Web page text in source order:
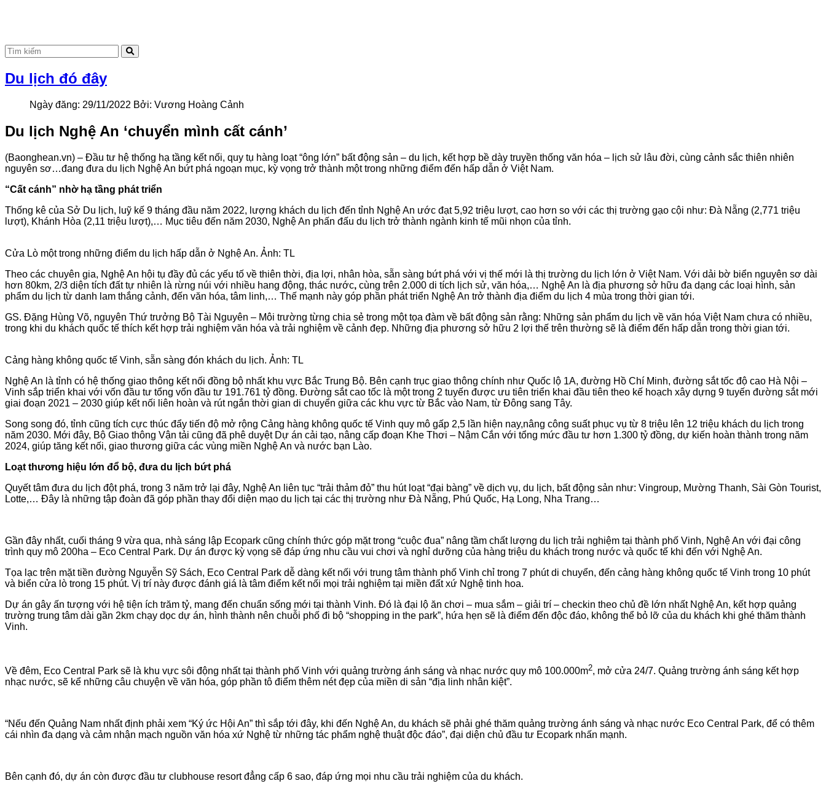
Du lịch đó đây
Ngày đăng: 29/11/2022 Bởi: Vương Hoàng Cảnh
Du lịch Nghệ An ‘chuyển mình cất cánh’
(Baonghean.vn) – Đầu tư hệ thống hạ tầng kết nối, quy tụ hàng loạt “ông lớn” bất động sản – du lịch, kết hợp bề dày truyền thống văn hóa – lịch sử lâu đời, cùng cảnh sắc thiên nhiên
nguyên sơ…đang đưa du lịch Nghệ An bứt phá ngoạn mục, kỳ vọng trở thành một trong những điểm đến hấp dẫn ở Việt Nam.
“Cất cánh” nhờ hạ tầng phát triển
Thống kê của Sở Du lịch, luỹ kế 9 tháng đầu năm 2022, lượng khách du lịch đến tỉnh Nghệ An ước đạt 5,92 triệu lượt, cao hơn so với các thị trường gạo cội như: Đà Nẵng (2,771 triệu
lượt), Khánh Hòa (2,11 triệu lượt),… Mục tiêu đến năm 2030, Nghệ An phấn đấu du lịch trở thành ngành kinh tế mũi nhọn của tỉnh.
Cửa Lò một trong những điểm du lịch hấp dẫn ở Nghệ An. Ảnh: TL
Theo các chuyên gia, Nghệ An hội tụ đầy đủ các yếu tố về thiên thời, địa lợi, nhân hòa, sẵn sàng bứt phá với vị thế mới là thị trường du lịch lớn ở Việt Nam. Với dải bờ biển nguyên sơ dài
hơn 80km, 2/3 diện tích đất tự nhiên là rừng núi với nhiều hang động, thác nước, cùng trên 2.000 di tích lịch sử, văn hóa,… Nghệ An là địa phương sở hữu đa dạng các loại hình, sản
phẩm du lịch từ danh lam thắng cảnh, đến văn hóa, tâm linh,… Thế mạnh này góp phần phát triển Nghệ An trở thành địa điểm du lịch 4 mùa trong thời gian tới.
GS. Đặng Hùng Võ, nguyên Thứ trưởng Bộ Tài Nguyên – Môi trường từng chia sẻ trong một tọa đàm về bất động sản rằng: Những sản phẩm du lịch về văn hóa Việt Nam chưa có nhiều,
trong khi du khách quốc tế thích kết hợp trải nghiệm văn hóa và trải nghiệm về cảnh đẹp. Những địa phương sở hữu 2 lợi thế trên thường sẽ là điểm đến hấp dẫn trong thời gian tới.
Cảng hàng không quốc tế Vinh, sẵn sàng đón khách du lịch. Ảnh: TL
Nghệ An là tỉnh có hệ thống giao thông kết nối đồng bộ nhất khu vực Bắc Trung Bộ. Bên cạnh trục giao thông chính như Quốc lộ 1A, đường Hồ Chí Minh, đường sắt tốc độ cao Hà Nội –
Vinh sắp triển khai với vốn đầu tư tổng vốn đầu tư 191.761 tỷ đồng. Đường sắt cao tốc là một trong 2 tuyến được ưu tiên triển khai đầu tiên theo kế hoạch xây dựng 9 tuyến đường sắt mới
giai đoạn 2021 – 2030 giúp kết nối liên hoàn và rút ngắn thời gian di chuyển giữa các khu vực từ Bắc vào Nam, từ Đông sang Tây.
Song song đó, tỉnh cũng tích cực thúc đẩy tiến độ mở rộng Cảng hàng không quốc tế Vinh quy mô gấp 2,5 lần hiện nay,nâng công suất phục vụ từ 8 triệu lên 12 triệu khách du lịch trong
năm 2030. Mới đây, Bộ Giao thông Vận tải cũng đã phê duyệt Dự án cải tạo, nâng cấp đoạn Khe Thơi – Nậm Cắn với tổng mức đầu tư hơn 1.300 tỷ đồng, dự kiến hoàn thành trong năm
2024, giúp tăng kết nối, giao thương giữa các vùng miền Nghệ An và nước bạn Lào.
Loạt thương hiệu lớn đổ bộ, đưa du lịch bứt phá
Quyết tâm đưa du lịch đột phá, trong 3 năm trở lại đây, Nghệ An liên tục “trải thảm đỏ” thu hút loạt “đại bàng” về dịch vụ, du lịch, bất động sản như: Vingroup, Mường Thanh, Sài Gòn Tourist,
Lotte,… Đây là những tập đoàn đã góp phần thay đổi diện mạo du lịch tại các thị trường như Đà Nẵng, Phú Quốc, Hạ Long, Nha Trang…
Gần đây nhất, cuối tháng 9 vừa qua, nhà sáng lập Ecopark cũng chính thức góp mặt trong “cuộc đua” nâng tầm chất lượng du lịch trải nghiệm tại thành phố Vinh, Nghệ An với đại công
trình quy mô 200ha – Eco Central Park. Dự án được kỳ vọng sẽ đáp ứng nhu cầu vui chơi và nghỉ dưỡng của hàng triệu du khách trong nước và quốc tế khi đến với Nghệ An.
Tọa lạc trên mặt tiền đường Nguyễn Sỹ Sách, Eco Central Park dễ dàng kết nối với trung tâm thành phố Vinh chỉ trong 7 phút di chuyển, đến cảng hàng không quốc tế Vinh trong 10 phút
và biển cửa lò trong 15 phút. Vị trí này được đánh giá là tâm điểm kết nối mọi trải nghiệm tại miền đất xứ Nghệ tinh hoa.
Dự án gây ấn tượng với hệ tiện ích trăm tỷ, mang đến chuẩn sống mới tại thành Vinh. Đó là đại lộ ăn chơi – mua sắm – giải trí – checkin theo chủ đề lớn nhất Nghệ An, kết hợp quảng
trường trung tâm dài gần 2km chạy dọc dự án, hình thành nên chuỗi phố đi bộ “shopping in the park”, hứa hẹn sẽ là điểm đến độc đáo, không thể bỏ lỡ của du khách khi ghé thăm thành
Vinh.
Về đêm, Eco Central Park sẽ là khu vực sôi động nhất tại thành phố Vinh với quảng trường ánh sáng và nhạc nước quy mô 100.000m2, mở cửa 24/7. Quảng trường ánh sáng kết hợp
nhạc nước, sẽ kể những câu chuyện về văn hóa, góp phần tô điểm thêm nét đẹp của miền di sản “địa linh nhân kiệt”.
“Nếu đến Quảng Nam nhất định phải xem “Ký ức Hội An” thì sắp tới đây, khi đến Nghệ An, du khách sẽ phải ghé thăm quảng trường ánh sáng và nhạc nước Eco Central Park, để có thêm
cái nhìn đa dạng và cảm nhận mạch nguồn văn hóa xứ Nghệ từ những tác phẩm nghệ thuật độc đáo”, đại diện chủ đầu tư Ecopark nhấn mạnh.
Bên cạnh đó, dự án còn được đầu tư clubhouse resort đẳng cấp 6 sao, đáp ứng mọi nhu cầu trải nghiệm của du khách.